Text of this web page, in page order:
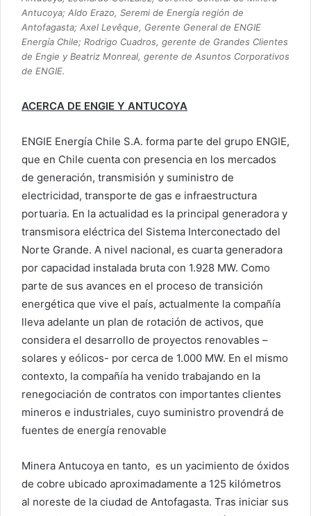
Antucoya; Aldo Erazo, Seremi de Energía región de
Antofagasta; Axel Levêque, Gerente General de ENGIE
Energía Chile; Rodrigo Cuadros, gerente de Grandes Clientes
de Engie y Beatriz Monreal, gerente de Asuntos Corporativos
de ENGIE.
ACERCA DE ENGIE Y ANTUCOYA
ENGIE Energía Chile S.A. forma parte del grupo ENGIE,
que en Chile cuenta con presencia en los mercados
de generación, transmisión y suministro de
electricidad, transporte de gas e infraestructura
portuaria. En la actualidad es la principal generadora y
transmisora eléctrica del Sistema Interconectado del
Norte Grande. A nivel nacional, es cuarta generadora
por capacidad instalada bruta con 1.928 MW. Como
parte de sus avances en el proceso de transición
energética que vive el país, actualmente la compañía
lleva adelante un plan de rotación de activos, que
considera el desarrollo de proyectos renovables –
solares y eólicos- por cerca de 1.000 MW. En el mismo
contexto, la compañía ha venido trabajando en la
renegociación de contratos con importantes clientes
mineros e industriales, cuyo suministro provendrá de
fuentes de energía renovable
Minera Antucoya en tanto, es un yacimiento de óxidos
de cobre ubicado aproximadamente a 125 kilómetros
al noreste de la ciudad de Antofagasta. Tras iniciar sus